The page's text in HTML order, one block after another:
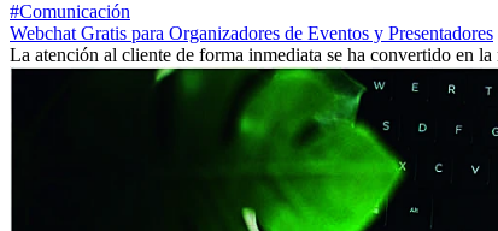
#Comunicación
Webchat Gratis para Organizadores de Eventos y Presentadores
La atención al cliente de forma inmediata se ha convertido en